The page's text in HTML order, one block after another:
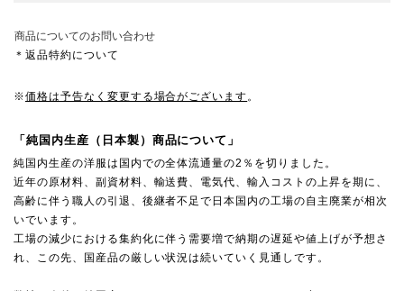
商品についてのお問い合わせ
＊返品特約について
※価格は予告なく変更する場合がございます。
「純国内生産（日本製）商品について」
純国内生産の洋服は国内での全体流通量の2％を切りました。
近年の原材料、副資材料、輸送費、電気代、輸入コストの上昇を期に、
高齢に伴う職人の引退、後継者不足で日本国内の工場の自主廃業が相次
いでいます。
工場の減少における集約化に伴う需要増で納期の遅延や値上げが予想さ
れ、この先、国産品の厳しい状況は続いていく見通しです。